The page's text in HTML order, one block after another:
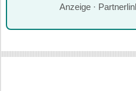
Anzeige ·